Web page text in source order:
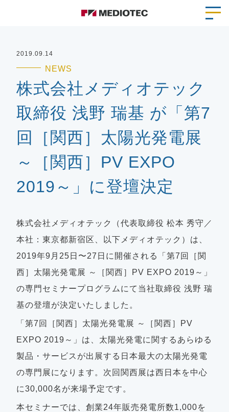
2019.09.14
NEWS
株式会社メディオテック
取締役 浅野 瑞基 が「第7
回［関西］太陽光発電展
～［関西］PV EXPO
2019～」に登壇決定
株式会社メディオテック（代表取締役 松本 秀守／
本社：東京都新宿区、以下メディオテック）は、
2019年9月25日〜27日に開催される「 第7回［関
西］太陽光発電展 ～［関西］PV EXPO 2019～」
の専門セミナープログラムにて当社取締役 浅野 瑞
基の登壇が決定いたしました。
「 第7回［関西］太陽光発電展 ～［関西］PV
EXPO 2019～」は、 太陽光発電に関するあらゆる
製品・サービスが出展する日本最大の太陽光発電
の専門展になります。次回関西展は西日本を中心
に30,000名が来場予定です。
本セミナーでは、創業24年販売発電所数1,000を